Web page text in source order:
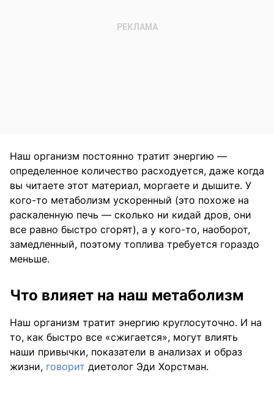
Наш организм постоянно тратит энергию —
определенное количество расходуется, даже когда
вы читаете этот материал, моргаете и дышите. У
кого-то метаболизм ускоренный (это похоже на
раскаленную печь — сколько ни кидай дров, они
все равно быстро сгорят), а у кого-то, наоборот,
замедленный, поэтому топлива требуется гораздо
меньше.
Что влияет на наш метаболизм
Наш организм тратит энергию круглосуточно. И на
то, как быстро все «сжигается», могут влиять
наши привычки, показатели в анализах и образ
жизни, говорит диетолог Эди Хорстман.